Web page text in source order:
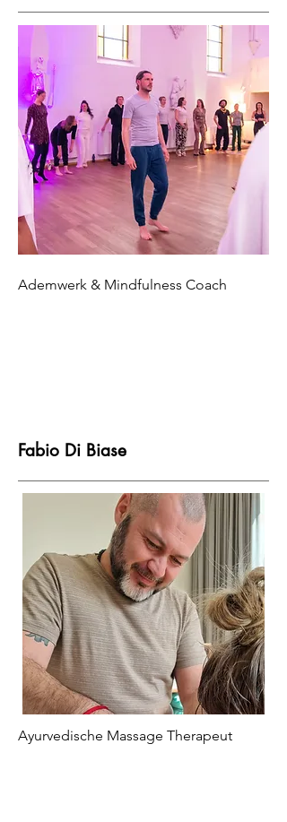
Ademwerk & Mindfulness Coach
Fabio Di Biase
Ayurvedische Massage Therapeut